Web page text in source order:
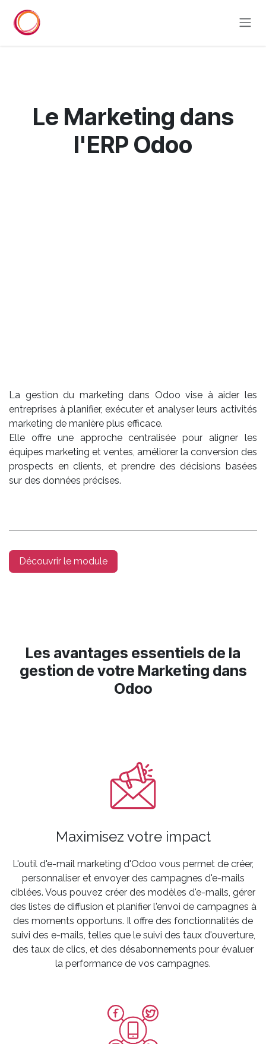
Le Marketing dans
l'ERP Odoo
La gestion du marketing dans Odoo vise à aider les
entreprises à planifier, exécuter et analyser leurs activités
marketing de manière plus efficace.
Elle offre une approche centralisée pour aligner les
équipes marketing et ventes, améliorer la conversion des
prospects en clients, et prendre des décisions basées
sur des données précises.
Découvrir le module
Les avantages essentiels de la
gestion de votre Marketing dans
Odoo
Maximisez votre impact
L'outil d'e-mail marketing d'Odoo vous permet de créer,
personnaliser et envoyer des campagnes d'e-mails
ciblées. Vous pouvez créer des modèles d'e-mails, gérer
des listes de diffusion et planifier l'envoi de campagnes à
des moments opportuns. Il offre des fonctionnalités de
suivi des e-mails, telles que le suivi des taux d'ouverture,
des taux de clics, et des désabonnements pour évaluer
la performance de vos campagnes.